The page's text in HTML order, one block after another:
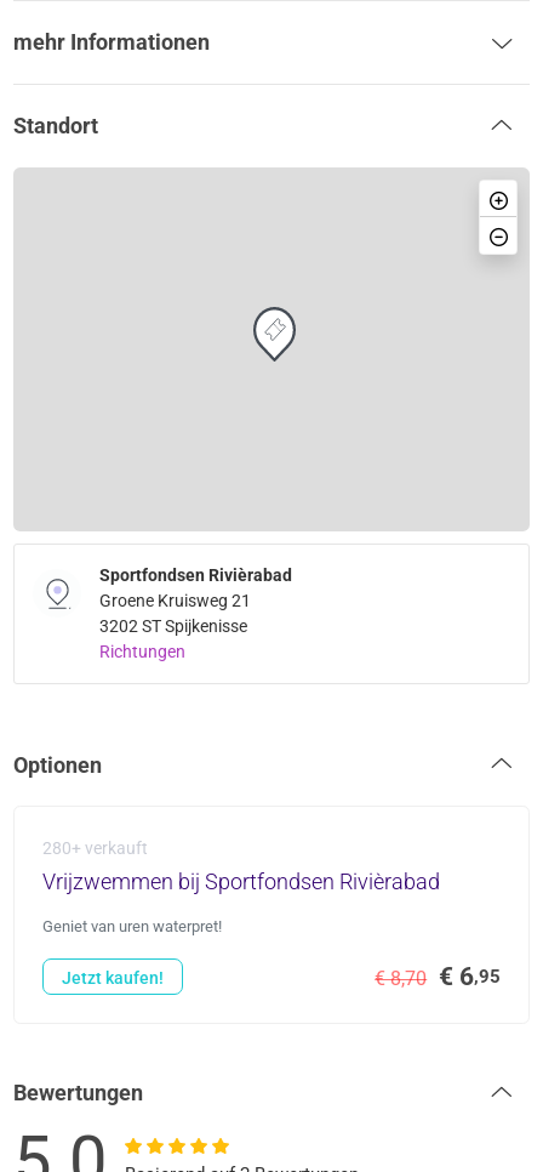
mehr Informationen
Standort
Sportfondsen Rivièrabad
Groene Kruisweg 21
3202 ST Spijkenisse
Richtungen
Optionen
280+ verkauft
Vrijzwemmen bij Sportfondsen Rivièrabad
Geniet van uren waterpret!
€ 8,70 € 6,95
Jetzt kaufen!
Bewertungen